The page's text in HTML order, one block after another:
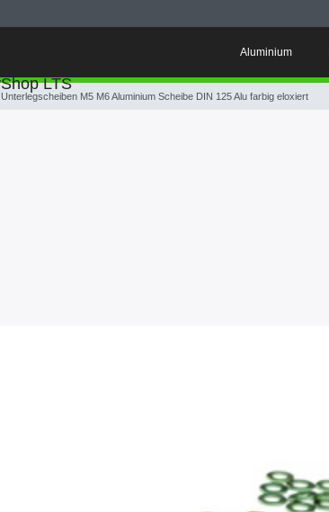
Aluminium
Unterlegscheiben M5 M6 Aluminium Scheibe DIN 125 Alu farbig eloxiert